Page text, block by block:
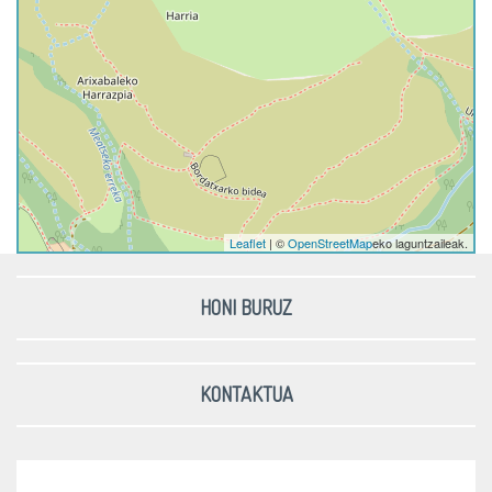
Leaflet | ©OpenStreetMapeko laguntzaileak.
HONI BURUZ
KONTAKTUA